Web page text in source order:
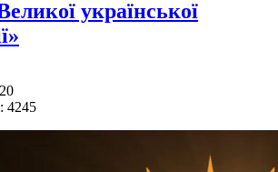
української
4245